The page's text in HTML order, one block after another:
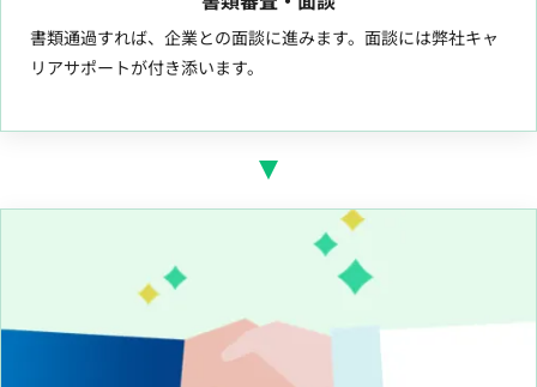
書類通過すれば、企業との面談に進みます。面談には弊社キャ
リアサポートが付き添います。